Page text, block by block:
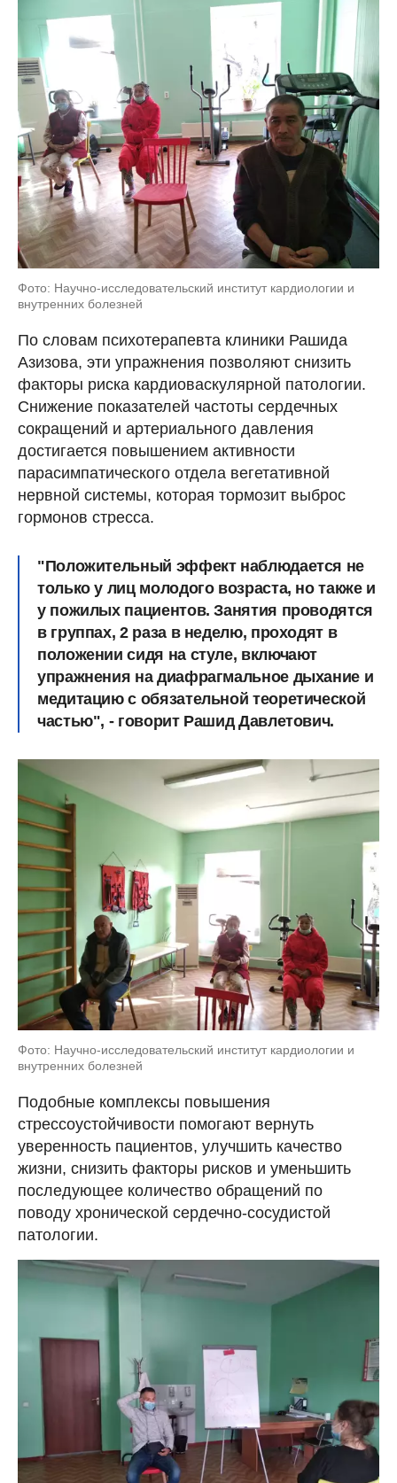
Фото: Научно-исследовательский институт кардиологии и
внутренних болезней
По словам психотерапевта клиники Рашида
Азизова, эти упражнения позволяют снизить
факторы риска кардиоваскулярной патологии.
Снижение показателей частоты сердечных
сокращений и артериального давления
достигается повышением активности
парасимпатического отдела вегетативной
нервной системы, которая тормозит выброс
гормонов стресса.
"Положительный эффект наблюдается не
только у лиц молодого возраста, но также и
у пожилых пациентов. Занятия проводятся
в группах, 2 раза в неделю, проходят в
положении сидя на стуле, включают
упражнения на диафрагмальное дыхание и
медитацию с обязательной теоретической
частью", - говорит Рашид Давлетович.
Фото: Научно-исследовательский институт кардиологии и
внутренних болезней
Подобные комплексы повышения
стрессоустойчивости помогают вернуть
уверенность пациентов, улучшить качество
жизни, снизить факторы рисков и уменьшить
последующее количество обращений по
поводу хронической сердечно-сосудистой
патологии.